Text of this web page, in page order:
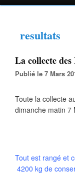
resultats
La collecte
Publié le 7 Mars
Toute la collecte
dimanche matin 7
Tout est rangé et
4200 kg de